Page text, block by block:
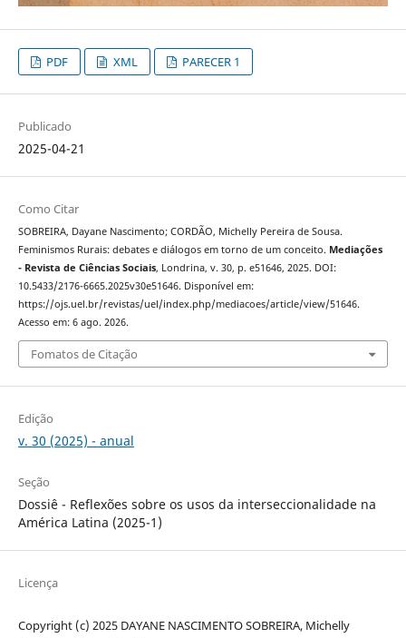
PDF XML PARECER 1
Publicado
2025-04-21
Como Citar
SOBREIRA, Dayane Nascimento; CORDÃO, Michelly Pereira de Sousa.
Feminismos Rurais: debates e diálogos em torno de um conceito. Mediações
- Revista de Ciências Sociais, Londrina, v. 30, p. e51646, 2025. DOI:
10.5433/2176-6665.2025v30e51646. Disponível em:
https://ojs.uel.br/revistas/uel/index.php/mediacoes/article/view/51646.
Acesso em: 6 ago. 2026.
Fomatos de Citação
Edição
v. 30 (2025) - anual
Seção
Dossiê - Reflexões sobre os usos da interseccionalidade na
América Latina (2025-1)
Licença
Copyright (c) 2025 DAYANE NASCIMENTO SOBREIRA, Michelly